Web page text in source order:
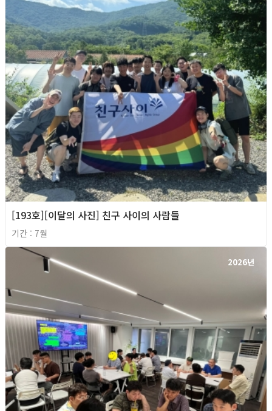
[193호][이달의 사진] 친구 사이의 사람들
기간 : 7월
2026년